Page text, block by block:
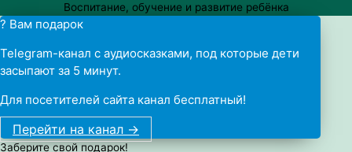
Воспитание, обучение и развитие ребёнка
? Вам подарок
Telegram-канал с аудиосказками, под которые дети
засыпают за 5 минут.
Для посетителей сайта канал бесплатный!
Перейти на канал ->
Заберите свой подарок!